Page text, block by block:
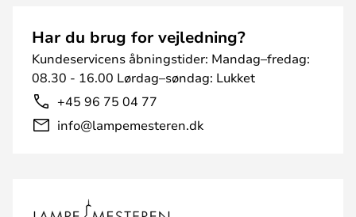
Har du brug for vejledning?
Kundeservicens åbningstider: Mandag–fredag:
08.30 - 16.00 Lørdag–søndag: Lukket
+45 96 75 04 77
info@lampemesteren.dk